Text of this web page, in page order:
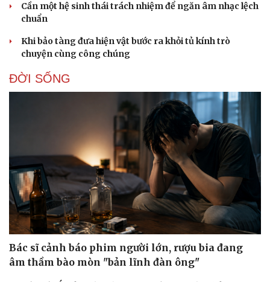
Cần một hệ sinh thái trách nhiệm để ngăn âm nhạc lệch
chuẩn
Khi bảo tàng đưa hiện vật bước ra khỏi tủ kính trò
chuyện cùng công chúng
ĐỜI SỐNG
Bác sĩ cảnh báo phim người lớn, rượu bia đang
âm thầm bào mòn "bản lĩnh đàn ông"